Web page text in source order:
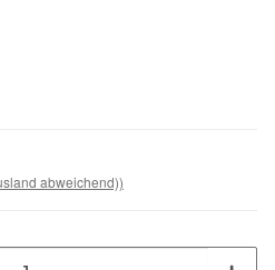
abweichend))